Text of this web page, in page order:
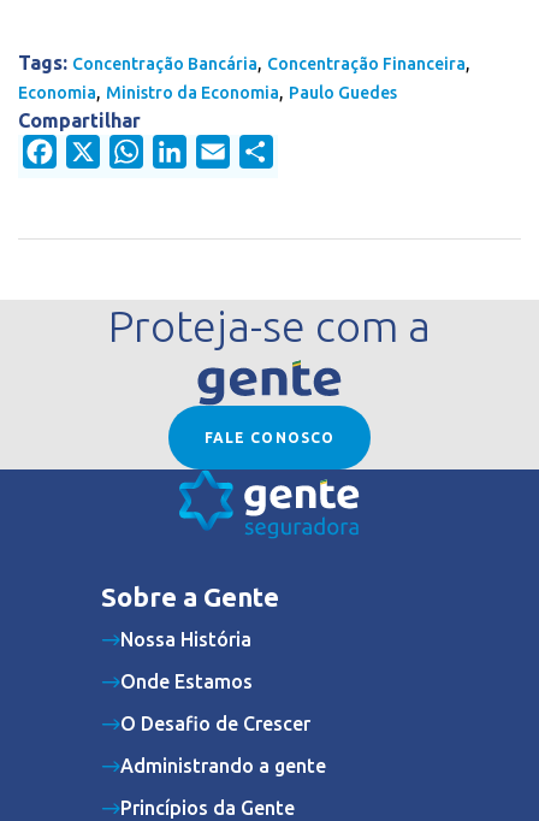
Tags: Concentração Bancária, Concentração Financeira,
Economia, Ministro da Economia, Paulo Guedes
Compartilhar
Facebook
WhatsAppLinkedIn
Email
Proteja-se com a
FALE CONOSCO
Sobre a Gente
Nossa História
Onde Estamos
O Desafio de Crescer
Administrando a gente
Princípios da Gente